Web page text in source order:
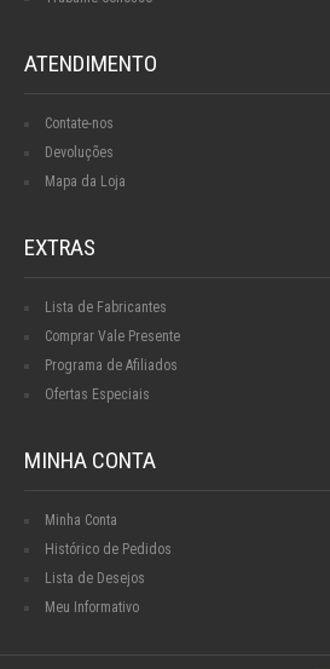
ATENDIMENTO
Contate-nos
Devoluções
Mapa da Loja
EXTRAS
Lista de Fabricantes
Comprar Vale Presente
Programa de Afiliados
Ofertas Especiais
MINHA CONTA
Minha Conta
Histórico de Pedidos
Lista de Desejos
Meu Informativo